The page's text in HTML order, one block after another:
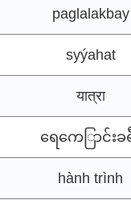
paglalakbay
syýahat
यात्रा
ရေကေြာင်းခ
hành trình